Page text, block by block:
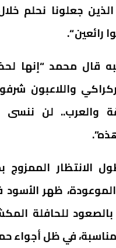
جعلونا نحلم
رائعين “.
قال محمد “إنها
واللاعبون
والعرب.. لن
الانتظار الممزوج
ظهر
للحافلة
في ظل أجواء